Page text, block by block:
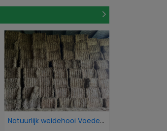
Natuurlijk weidehooi Voederkwaliteit